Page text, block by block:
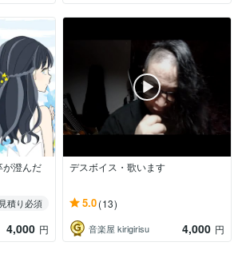
が澄んだ
見積り必須
4,000 円
デスボイス・歌います
5.0(13)
音楽屋 kirigirisu 4,000 円